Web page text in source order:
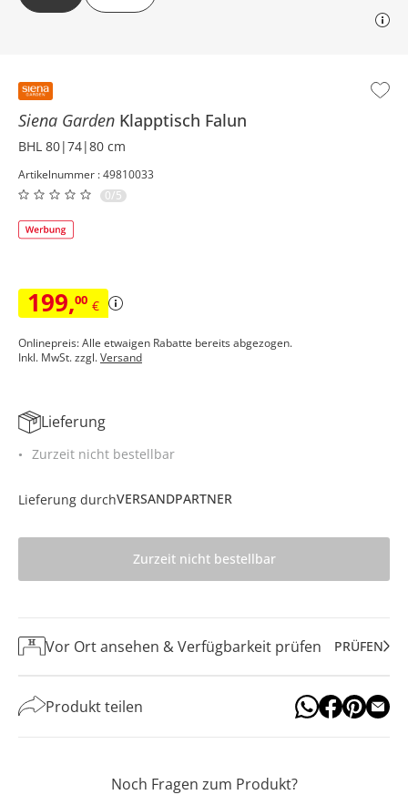
Siena Garden Klapptisch Falun
BHL 80|74|80 cm
Artikelnummer : 49810033
0/5
199,00 €
Onlinepreis: Alle etwaigen Rabatte bereits abgezogen.
Inkl. MwSt. zzgl.Versand
Lieferung
Zurzeit nicht bestellbar
Lieferung durchVERSANDPARTNER
Zurzeit nicht bestellbar
Vor Ort ansehen & Verfügbarkeit prüfen PRÜFEN
Produkt teilen
Noch Fragen zum Produkt?